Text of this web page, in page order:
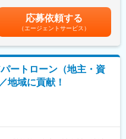
活躍しており、中途入社の方も
おり、ご自身の志向や強みに応
です。住宅ローン領域で専門性
度を活用し、他部署や新たな領
す。
、会社が定める各事業場及び本
の取扱い、資産運用コンサルテ
スタイルに合った資産運用を提
しています。また、株式発行と
直接金融面でのサポートを行う
提供する証券会社です。高齢化
上がることが予測、問題視され
大部分が静岡銀行からの紹介と
とご紹介頂ける仕組みとなって
し、銀行との付き合い方をうま
■昇給：年1回賃金はあくまでも
上下する可能性があります。月
す。
応募依頼する
（エージェントサービス）
ートローン（地主・資
地域に貢献！